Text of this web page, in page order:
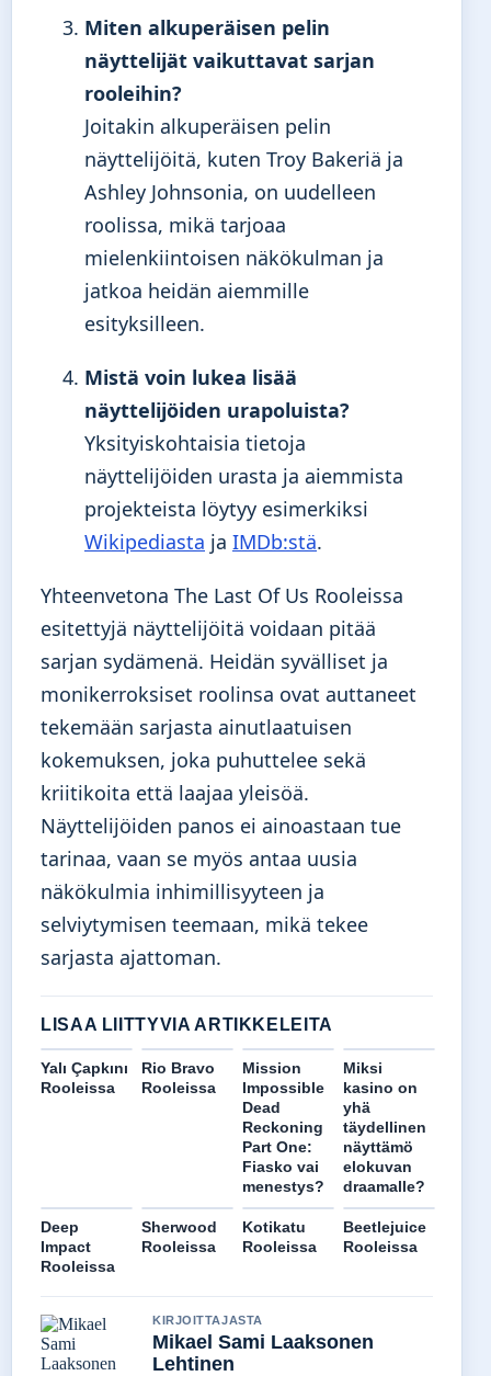
Miten alkuperäisen pelin
näyttelijät vaikuttavat sarjan
rooleihin?
Joitakin alkuperäisen pelin
näyttelijöitä, kuten Troy Bakeriä ja
Ashley Johnsonia, on uudelleen
roolissa, mikä tarjoaa
mielenkiintoisen näkökulman ja
jatkoa heidän aiemmille
esityksilleen.
Mistä voin lukea lisää
näyttelijöiden urapoluista?
Yksityiskohtaisia tietoja
näyttelijöiden urasta ja aiemmista
projekteista löytyy esimerkiksi
Wikipediasta ja IMDb:stä.
Yhteenvetona The Last Of Us Rooleissa
esitettyjä näyttelijöitä voidaan pitää
sarjan sydämenä. Heidän syvälliset ja
monikerroksiset roolinsa ovat auttaneet
tekemään sarjasta ainutlaatuisen
kokemuksen, joka puhuttelee sekä
kriitikoita että laajaa yleisöä.
Näyttelijöiden panos ei ainoastaan tue
tarinaa, vaan se myös antaa uusia
näkökulmia inhimillisyyteen ja
selviytymisen teemaan, mikä tekee
sarjasta ajattoman.
LISAA LIITTYVIA ARTIKKELEITA
Yalı Çapkını
Rooleissa
Rio Bravo
Rooleissa
Mission
Impossible
Dead
Reckoning
Part One:
Fiasko vai
menestys?
Miksi
kasino on
yhä
täydellinen
näyttämö
elokuvan
draamalle?
Deep
Impact
Rooleissa
Sherwood
Rooleissa
Kotikatu
Rooleissa
Beetlejuice
Rooleissa
KIRJOITTAJASTA
Mikael Sami Laaksonen
Lehtinen